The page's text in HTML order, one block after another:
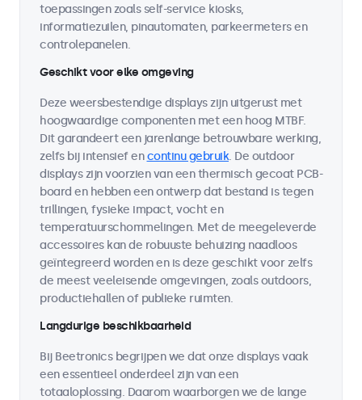
toepassingen zoals self-service kiosks,
informatiezuilen, pinautomaten, parkeermeters en
controlepanelen.
Geschikt voor elke omgeving
Deze weersbestendige displays zijn uitgerust met
hoogwaardige componenten met een hoog MTBF.
Dit garandeert een jarenlange betrouwbare werking,
zelfs bij intensief encontinu gebruik. De outdoor
displays zijn voorzien van een thermisch gecoat PCB-
board en hebben een ontwerp dat bestand is tegen
trillingen, fysieke impact, vocht en
temperatuurschommelingen. Met de meegeleverde
accessoires kan de robuuste behuizing naadloos
geïntegreerd worden en is deze geschikt voor zelfs
de meest veeleisende omgevingen, zoals outdoors,
productiehallen of publieke ruimten.
Langdurige beschikbaarheid
Bij Beetronics begrijpen we dat onze displays vaak
een essentieel onderdeel zijn van een
totaaloplossing. Daarom waarborgen we de lange